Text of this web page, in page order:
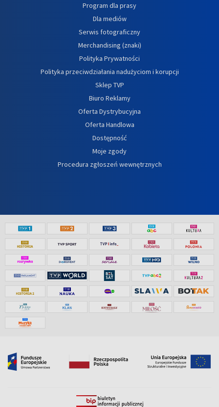
Program dla prasy
Dla mediów
Serwis fotograficzny
Merchandising (znaki)
Polityka Prywatności
Polityka przeciwdziałania nadużyciom i korupcji
Sklep TVP
Biuro Reklamy
Oferta Dystrybucyjna
Oferta Handlowa
Dostępność
Moje zgody
Procedura zgłoszeń wewnętrznych